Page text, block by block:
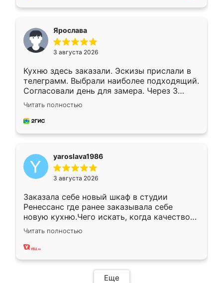
Ярослава
3 августа 2026
Кухню здесь заказали. Эскизы прислали в
телеграмм. Выбрали наиболее подходящий.
Согласовали день для замера. Через 3
недели кухня была уже готова. Остались
довольны работой. Спасибо Ренессанс
мебель за качественную работу!
Читать полностью
yaroslava1986
3 августа 2026
Заказала себе новый шкаф в студии
Ренессанс где ранее заказывала себе
новую кухню.Чего искать, когда качеством
вполне довольна. Служит кухня уже почти
два года, нареканий нет.
Читать полностью
Еще